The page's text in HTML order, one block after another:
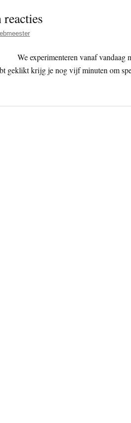
We experimenteren vanaf
geklikt krijg je nog vijf minuten om